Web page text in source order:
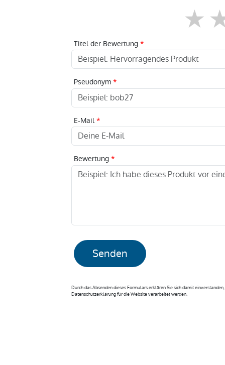
Titel der Bewertung
Pseudonym
E-Mail
Bewertung
Senden
Durch das Absenden dieses Formulars erklären Sie sich damit
Datenschutzerklärung für die Website verarbeitet werden.